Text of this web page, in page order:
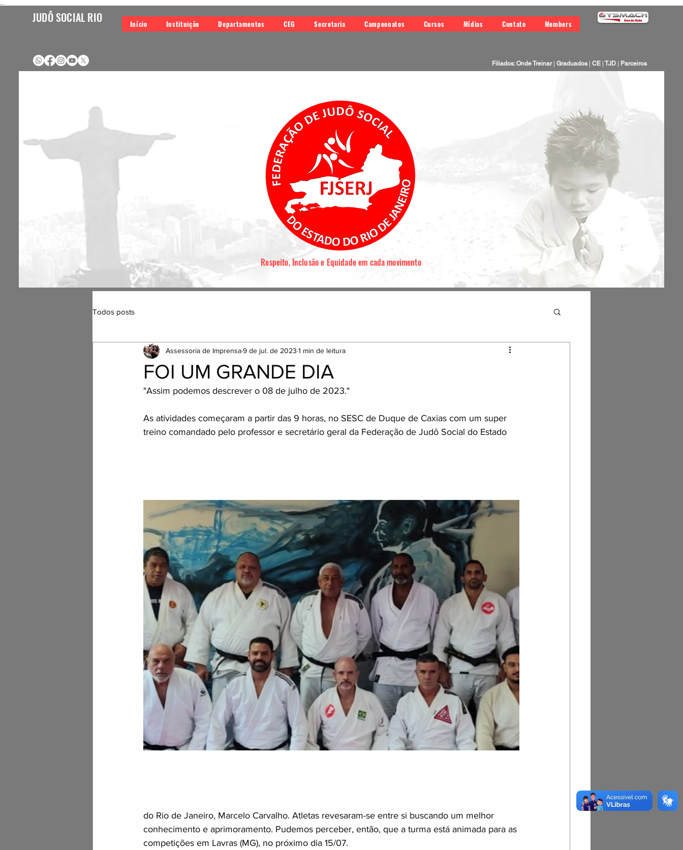
JUDÔ SOCIAL RIO Início Instituição Departamentos CEG Secretaria Campeonatos Cursos Mídias Contato Members
Filiados: Onde Treinar| Graduados CE TJD Parceiros
Respeito, Inclusão e Equidade em cada movimento
Todos posts
FOI UM GRANDE DIA
Assessoria de Imprensa9 de jul. de 2023 1 min de leitura
"Assim podemos descrever o 08 de julho de 2023."
As atividades começaram a partir das 9 horas, no SESC de Duque de Caxias com um super
treino comandado pelo professor e secretário geral da Federação de Judô Social do Estado
do Rio de Janeiro, Marcelo Carvalho. Atletas revesaram-se entre si buscando um melhor
conhecimento e aprimoramento. Pudemos perceber, então, que a turma está animada para as
competições em Lavras (MG), no próximo dia 15/07.